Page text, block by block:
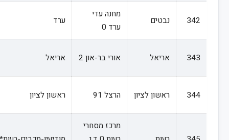
342 נבטים
מחנה עדי
ערד 0
ערד
343 אריאל אורי בר-און 2 אריאל
344 ראשון לציון הרצל 91 ראשון לציון
מרכז מסחרי